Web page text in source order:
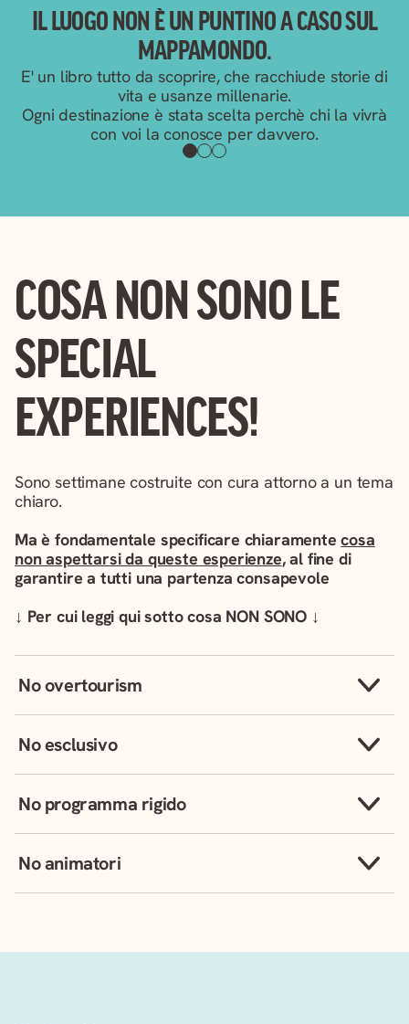
IL LUOGO NON È UN PUNTINO A CASO SUL
MAPPAMONDO.
E' un libro tutto da scoprire, che racchiude storie di
vita e usanze millenarie.
Ogni destinazione è stata scelta perchè chi la vivrà
con voi la conosce per davvero.
COSA NON SONO LE
SPECIAL
EXPERIENCES!
Sono settimane costruite con cura attorno a un tema
chiaro.
Ma è fondamentale specificare chiaramentecosa
non aspettarsi da queste esperienze, al fine di
garantire a tutti una partenza consapevole
↓ Per cui leggi qui sotto cosa NON SONO ↓
No overtourism
No esclusivo
No programma rigido
No animatori